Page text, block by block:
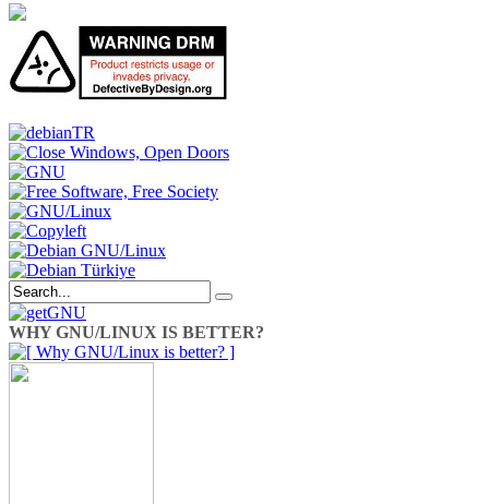
WHY GNU/LINUX IS BETTER?